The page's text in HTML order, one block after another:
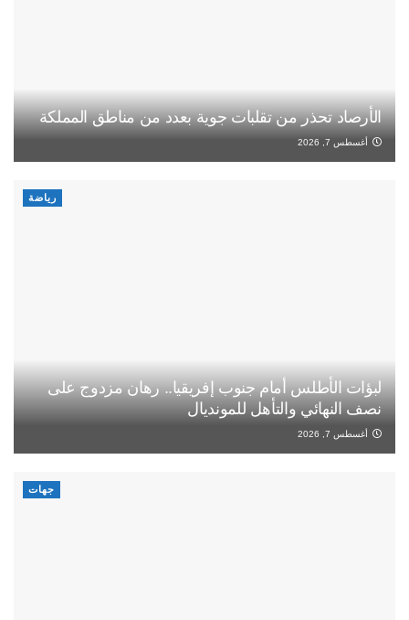
الأرصاد تحذر من تقلبات جوية بعدد من مناطق المملكة
أغسطس 7, 2026
رياضة
لبؤات الأطلس أمام جنوب إفريقيا.. رهان مزدوج على
نصف النهائي والتأهل للمونديال
أغسطس 7, 2026
جهات